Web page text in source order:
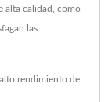
alta calidad, como
las
rendimiento de